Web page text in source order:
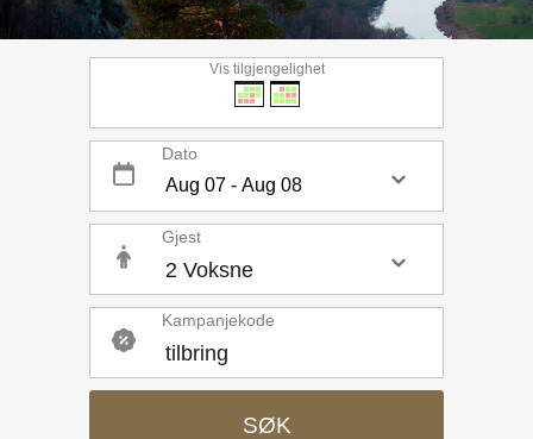
Vis tilgjengelighet
Dato
Gjest
Kampanjekode
SØK